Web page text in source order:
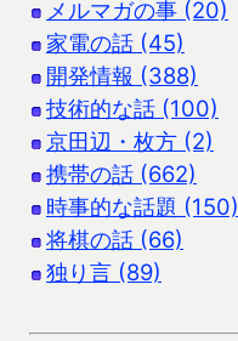
メルマガの事 (20)
家電の話 (45)
開発情報 (388)
技術的な話 (100)
京田辺・枚方 (2)
携帯の話 (662)
時事的な話題 (150)
将棋の話 (66)
独り言 (89)